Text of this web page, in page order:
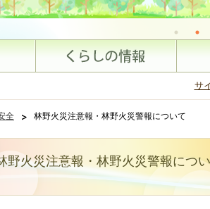
サ
全 > 林野火災注意報・林野火災警報について
野火災注意報・林野火災警報につ